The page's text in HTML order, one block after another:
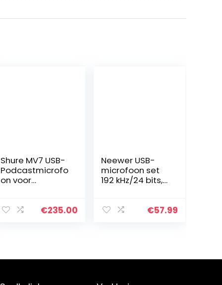
Shure MV7 USB-
Podcastmicrofo
on voor
streaming en
€235.00
Neewer USB-
microfoon set
192 kHz/24 bits,
computer,
€57.99